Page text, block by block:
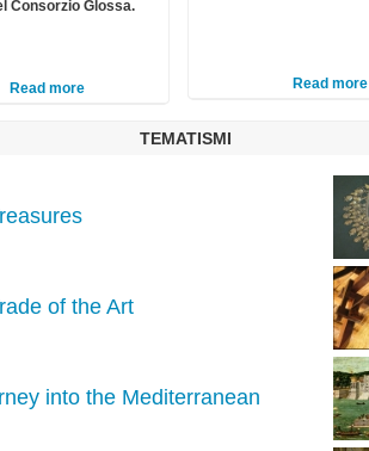
Consorzio Glossa.
Read more Read more
TEMATISMI
of the Art
into the Mediterranean